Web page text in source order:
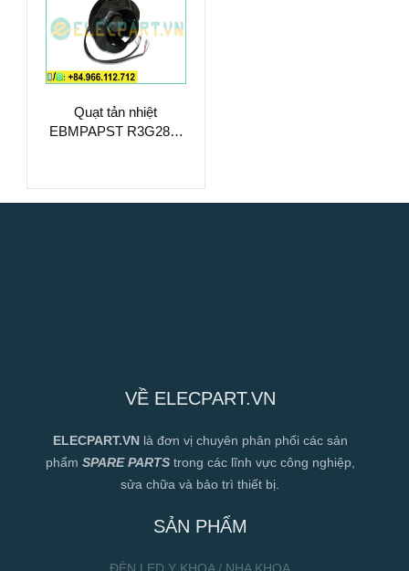
Quạt tản nhiệt
EBMPAPST R3G280-
VỀ ELECPART.VN
ELECPART.VN là đơn vị chuyên phân phối các sản
phẩm SPARE PARTStrong các lĩnh vực công nghiệp,
sửa chữa và bảo trì thiết bị.
SẢN PHẨM
ĐÈN LED Y KHOA / NHA KHOA